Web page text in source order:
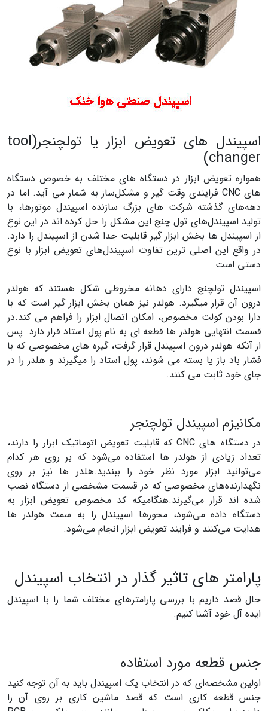
اسپیندل های تعویض ابزار یا تولچنجر(tool
changer)
همواره تعویض ابزار در دستگاه های مختلف به خصوص دستگاه
های CNC فرایندی وقت گیر و مشکل‌ساز به شمار می آید. اما در
دهه‌های گذشته شرکت های بزرگ سازنده اسپیندل موتورها، با
تولید اسپیندل‌های تول چنج این مشکل را حل کرده اند.در این نوع
از اسپیندل ها بخش ابزار گیر قابلیت جدا شدن از اسپیندل را دارد.
در واقع این اصلی ترین تفاوت اسپیندل‌های تعویض ابزار با نوع
دستی است.
اسپیندل تولچنج دارای دهانه مخروطی شکل هستند که هولدر
درون آن قرار میگیرد. هولدر نیز همان بخش ابزار گیر است که با
دارا بودن کولت مخصوص، امکان اتصال ابزار را فراهم می کند.در
قسمت انتهایی هولدر ها قطعه ای به نام پول استاد قرار دارد. پس
از آنکه هولدر درون اسپیندل قرار گرفت، گیره های مخصوصی که با
فشار باد باز یا بسته می شوند، پول استاد را میگیرند و هلدر را در
جای خود ثابت می کنند.
مکانیزم اسپیندل تولچنجر
در دستگاه های CNC که قابلیت تعویض اتوماتیک ابزار را دارند،
تعداد زیادی از هولدر ها استفاده می‌شود که بر روی هر کدام
می‌توانید ابزار مورد نظر خود را ببندید.هلدر‌ ها نیز بر روی
نگهدارنده‌های مخصوصی که در قسمت مشخصی از دستگاه نصب
شده اند قرار می‌گیرند.هنگامیکه کد مخصوص تعویض ابزار به
دستگاه داده می‌شود، محور‌ها اسپیندل را به سمت هولدر ها
هدایت می‌کنند و فرایند تعویض ابزار انجام می‌شود.
پارامتر های تاثیر گذار در انتخاب اسپیندل
حال قصد داریم با بررسی پارامتر‌های مختلف شما را با اسپیندل
ایده آل خود آشنا کنیم.
جنس قطعه مورد استفاده
اولین مشخصه‌ای که در انتخاب یک اسپیندل باید به آن توجه کنید
جنس قطعه کاری است که قصد ماشین کاری بر روی آن را